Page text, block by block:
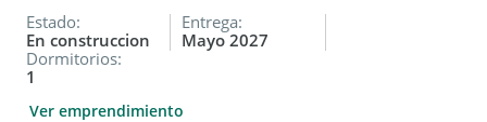
Estado:
En construccion
Entrega:
Mayo 2027
Dormitorios:
1
Ver emprendimiento